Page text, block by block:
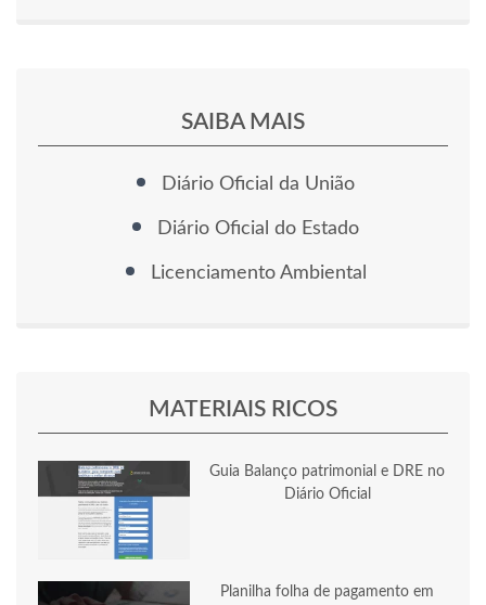
SAIBA MAIS
Diário Oficial da União
Diário Oficial do Estado
Licenciamento Ambiental
MATERIAIS RICOS
Guia Balanço patrimonial e DRE no
Diário Oficial
Planilha folha de pagamento em